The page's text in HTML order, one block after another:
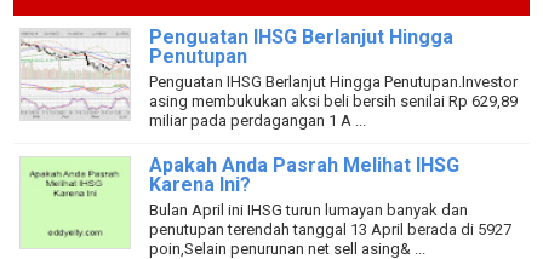
Penguatan IHSG Berlanjut Hingga
Penutupan
Penguatan IHSG Berlanjut Hingga Penutupan.Investor
asing membukukan aksi beli bersih senilai Rp 629,89
miliar pada perdagangan 1 A ...
Apakah Anda Pasrah Melihat IHSG
Karena Ini?
Bulan April ini IHSG turun lumayan banyak dan
penutupan terendah tanggal 13 April berada di 5927
poin,Selain penurunan net sell asing& ...